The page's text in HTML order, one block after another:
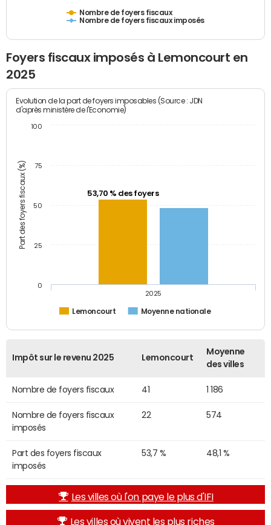
Nombre de foyers fiscaux
Nombre de foyers fiscaux imposés
Foyers fiscaux imposés à Lemoncourt en
2025
Part des foyers fiscaux (%)
Evolution de la part de foyers imposables (Source : JDN
d'après ministère de l'Economie)
53,70 % des foyers
Lemoncourt Moyenne nationale
2025
0
25
50
75
100
Impôt sur le revenu 2025 Lemoncourt
Moyenne
des villes
Nombre de foyers fiscaux 41 1 186
Nombre de foyers fiscaux
imposés
22 574
Part des foyers fiscaux
imposés
53,7 % 48,1 %
Les villes où l'on paye le plus d'IFI
Les villes où vivent les plus riches